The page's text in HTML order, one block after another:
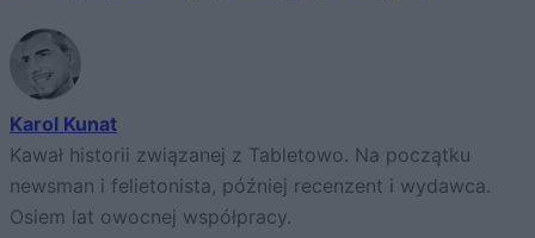
Karol Kunat
Kawał historii związanej z Tabletowo. Na początku
newsman i felietonista, później recenzent i wydawca.
Osiem lat owocnej współpracy.